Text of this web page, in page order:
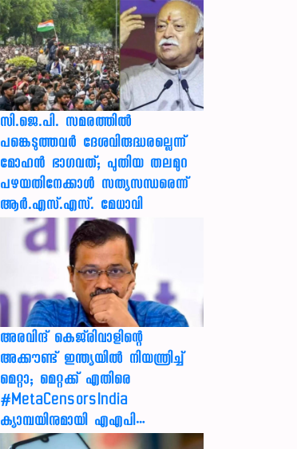
സി.ജെ.പി. സമരത്തിൽ
പങ്കെടുത്തവർ ദേശവിരുദ്ധരല്ലെന്ന്
മോഹൻ ഭാഗവത്; പുതിയ തലമുറ
പഴയതിനേക്കാൾ സത്യസന്ധരെന്ന്
ആർ.എസ്.എസ്. മേധാവി
അരവിന്ദ് കെജ്‌രിവാളിന്റെ
അക്കൗണ്ട് ഇന്ത്യയിൽ നിയന്ത്രിച്ച്
മെറ്റാ; മെറ്റക്ക് എതിരെ
#MetaCensorsIndia
ക്യാമ്പയിനുമായി എഎപി…